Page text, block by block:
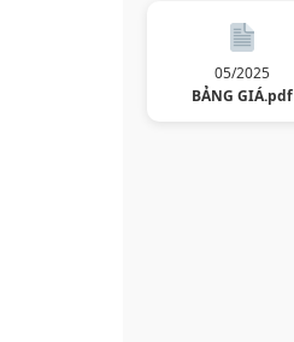
05/2025
BẢNG GIÁ.pdf